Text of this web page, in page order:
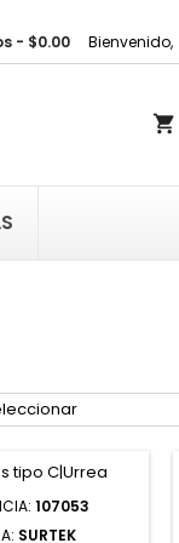
Bienvenido,
- $0.00
shopping_cart
107053
SURTEK